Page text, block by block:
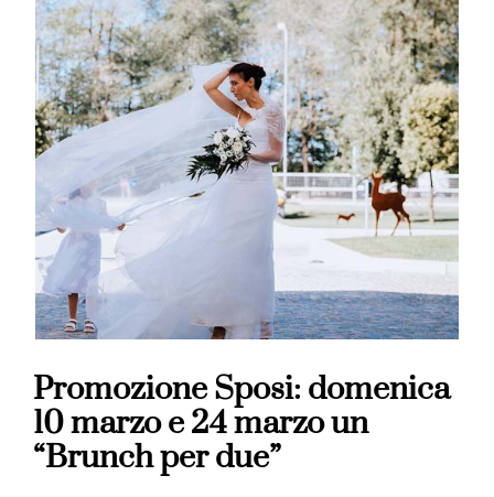
Promozione Sposi: domenica
10 marzo e 24 marzo un
“Brunch per due”